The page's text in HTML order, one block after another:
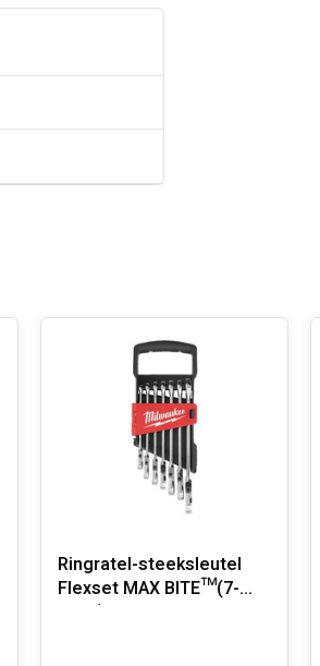
Ringratel-steeksleutel
Flexset MAX BITE™(7-
delig)